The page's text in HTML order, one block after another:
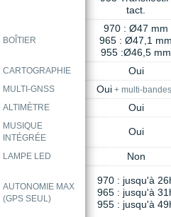
tact.
BOÎTIER
970 : Ø47 mm
965 : Ø47,1 mm
955 :Ø46,5 mm
CARTOGRAPHIE Oui
MULTI-GNSS Oui + multi-
ALTIMÈTRE
Oui
MUSIQUE
INTÉGRÉE
Oui
LAMPE LED
Non
AUTONOMIE MAX
(GPS SEUL)
970 : jusqu'à
965 : jusqu'à
955 : jusqu'à